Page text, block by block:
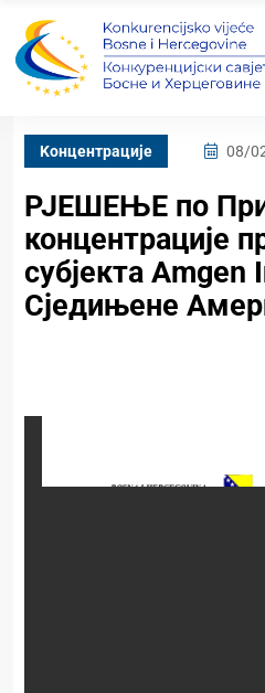
Kонцентрације 08/
РЈЕШЕЊЕ по
концентрације
субјекта Amgen
Сједињене